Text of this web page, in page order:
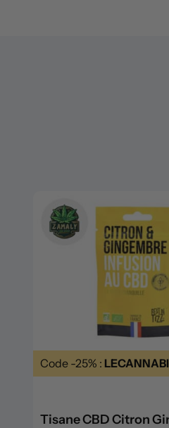
Code -25% :
Tisane CBD Citron